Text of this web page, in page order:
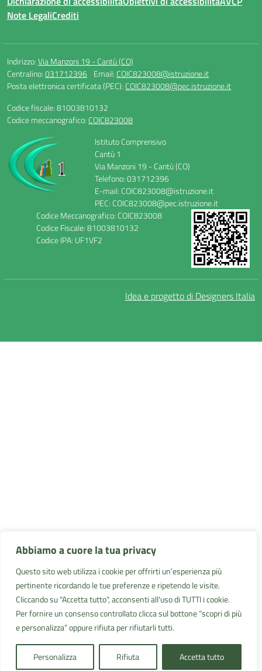
Abbiamo a cuore la tua privacy
Questo sito web utilizza i cookie per offrirti un’esperienza più
pertinente ricordando le tue preferenze e ripetendo le visite.
Cliccando su "Accetta tutto", acconsenti all'uso di TUTTI i cookie.
Per fornire un consenso controllato clicca sul bottone “scopri di più
e personalizza” oppure rifiuta per rifiutarli tutti.
Personalizza Rifiuta Accetta tutto
Note LegaliCrediti
Indirizzo:Via Manzoni 19 - Cantù (CO)
Centralino:031712396 Email: COIC823008@istruzione.it
Posta elettronica certificata (PEC): COIC823008@pec.istruzione.it
Codice fiscale: 81003810132
Codice meccanografico: COIC823008
Istituto Comprensivo
Cantù 1
Via Manzoni 19 - Cantù (CO)
Telefono: 031712396
E-mail: COIC823008@istruzione.it
PEC: COIC823008@pec.istruzione.it
Codice Meccanografico: COIC823008
Codice Fiscale: 81003810132
Codice IPA: UF1VF2
Idea e progetto di Designers Italia